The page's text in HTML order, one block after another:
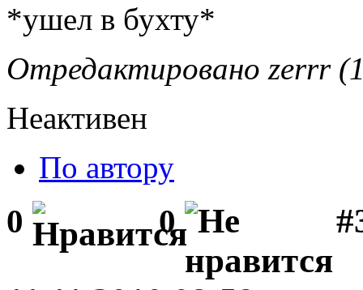
*ушел в бухту*
Отредактировано zerrr
Неактивен
По автору
0 0